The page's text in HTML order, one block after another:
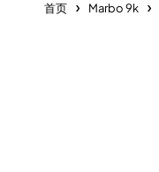
首页 Marbo 9k